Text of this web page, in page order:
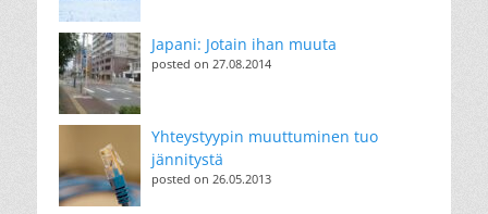
Japani: Jotain ihan muuta
posted on 27.08.2014
Yhteystyypin muuttuminen tuo
jännitystä
posted on 26.05.2013